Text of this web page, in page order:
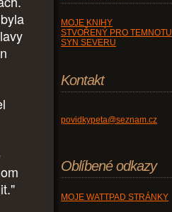
MOJE KNIHY
STVOŘENÝ PRO TEMNOTU
SYN SEVERU
Kontakt
povidkypeta@seznam.cz
Oblíbené odkazy
MOJE WATTPAD STRÁNKY